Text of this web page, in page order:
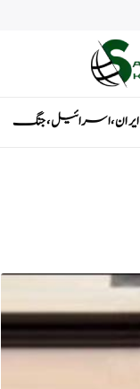
ایران ، اسرائیل ، جنگ